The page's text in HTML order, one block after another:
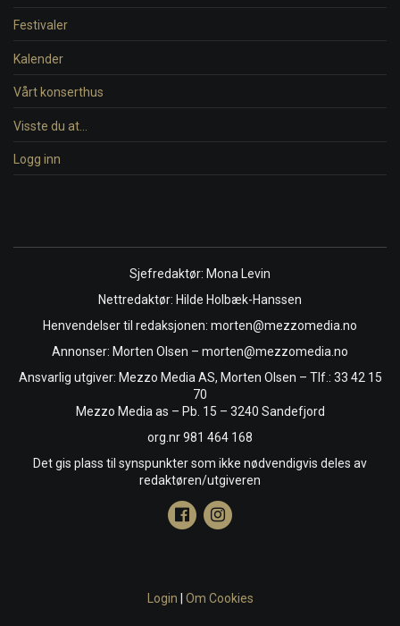
Festivaler
Kalender
Vårt konserthus
Visste du at…
Logg inn
Sjefredaktør: Mona Levin
Nettredaktør: Hilde Holbæk-Hanssen
Henvendelser til redaksjonen: morten@mezzomedia.no
Annonser: Morten Olsen – morten@mezzomedia.no
Ansvarlig utgiver: Mezzo Media AS, Morten Olsen – Tlf.: 33 42 15
70
Mezzo Media as – Pb. 15 – 3240 Sandefjord
org.nr 981 464 168
Det gis plass til synspunkter som ikke nødvendigvis deles av
redaktøren/utgiveren
Login Om Cookies